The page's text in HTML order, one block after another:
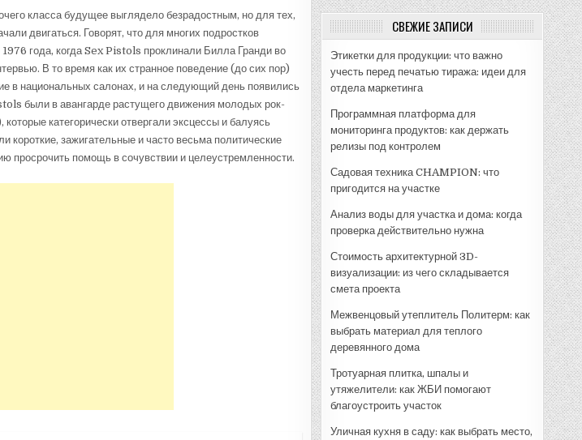
класса будущее выглядело безрадостным, но для тех,
двигаться. Говорят, что для многих подростков
года, когда Sex Pistols проклинали Билла Гранди во
В то время как их странное поведение (до сих пор)
в национальных салонах, и на следующий день появились
были в авангарде растущего движения молодых рок-
категорически отвергали эксцессы и балуясь
короткие, зажигательные и часто весьма политические
просрочить помощь в сочувствии и целеустремленности.
СВЕЖИЕ ЗАПИСИ
Этикетки для продукции: что важно
учесть перед печатью тиража: идеи для
отдела маркетинга
Программная платформа для
мониторинга продуктов: как держать
релизы под контролем
Садовая техника CHAMPION: что
пригодится на участке
Анализ воды для участка и дома: когда
проверка действительно нужна
Стоимость архитектурной 3D-
визуализации: из чего складывается
смета проекта
Межвенцовый утеплитель Политерм: как
выбрать материал для теплого
деревянного дома
Тротуарная плитка, шпалы и
утяжелители: как ЖБИ помогают
благоустроить участок
Уличная кухня в саду: как выбрать место,